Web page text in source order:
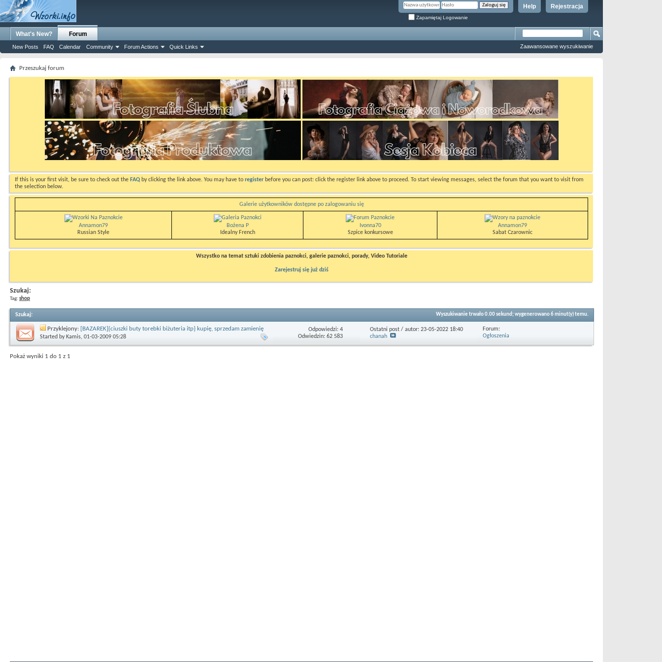
Rejestracja
Help
Zapamiętaj Logowanie
What's New? Forum
New Posts FAQ Calendar Community Forum Actions Quick Links Zaawansowane wyszukiwanie
Przeszukaj forum
If this is your first visit, be sure to check out the FAQ by clicking the link above. You may have to register before you can post: click the register link above to proceed. To start viewing messages, select the forum that you want to visit from
the selection below.
Galerie użytkowników dostępne po zalogowaniu się
Annamon79
Russian Style
Bożena P
Idealny French
Ivonna70
Szpice konkursowe
Annamon79
Sabat Czarownic
Wszystko na temat sztuki zdobienia paznokci, galerie paznokci, porady, Video Tutoriale
Zarejestruj się już dziś
Szukaj:
Tag: shop
Szukaj: Wyszukiwanie trwało0.00sekund; wygenerowano 6 minut(y) temu.
Przyklejony: [BAZAREK]{ciuszki buty torebki biżuteria itp} kupię, sprzedam zamienię
Started by Kamis, 01-03-2009 05:28
Odpowiedzi: 4
Odwiedzin: 62 583
Ostatni post / autor: 23-05-2022 18:40
chanah
Forum:
Ogłoszenia
Pokaż wyniki 1 do 1 z 1